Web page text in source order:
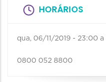
HORÁRIOS
qua, 06/11/2019 - 23:00 a
0800 052 8800